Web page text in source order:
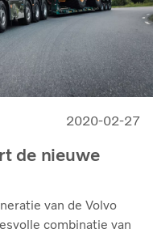
2020-02-27
de nieuwe
van de Volvo
combinatie van